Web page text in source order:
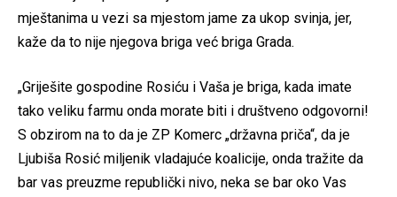
mještanima u vezi sa mjestom jame za ukop svinja, jer,
kaže da to nije njegova briga već briga Grada.
„Griješite gospodine Rosiću i Vaša je briga, kada imate
tako veliku farmu onda morate biti i društveno odgovorni!
S obzirom na to da je ZP Komerc „državna priča“, da je
Ljubiša Rosić miljenik vladajuće koalicije, onda tražite da
bar vas preuzme republički nivo, neka se bar oko Vas